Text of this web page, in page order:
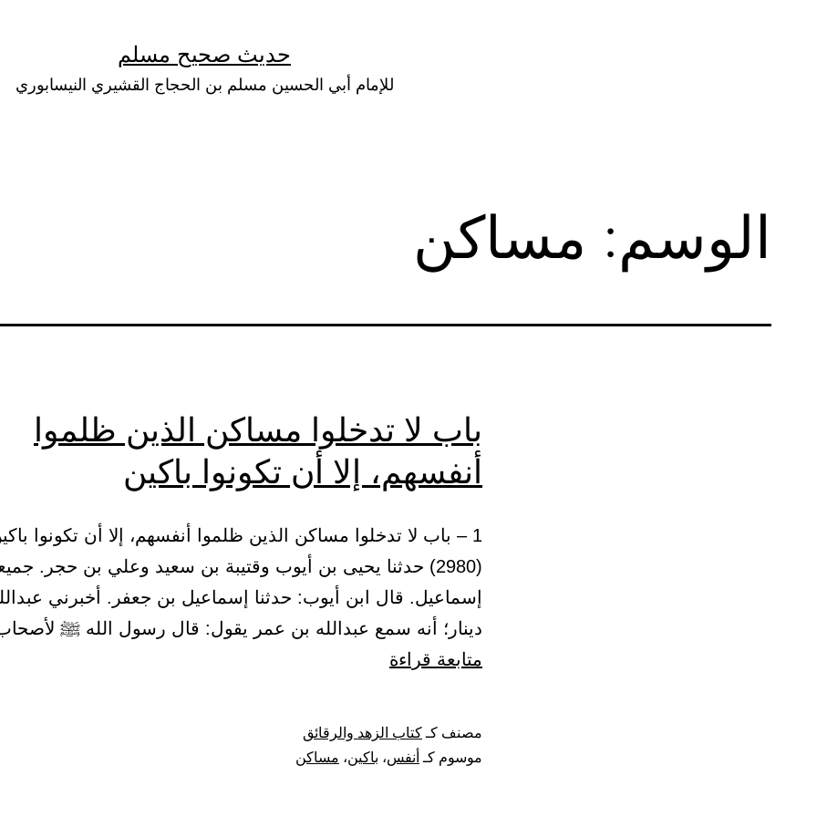
حديث صحيح مسلم
للإمام أبي الحسين مسلم بن الحجاج القشيري النيسابوري
الوسم: مساكن
باب لا تدخلوا مساكن الذين ظلموا
أنفسهم، إلا أن تكونوا باكين
(2980) حدثنا يحيى بن أيوب وقتيبة بن سعيد وعلي بن حجر.
إسماعيل. قال ابن أيوب: حدثنا إسماعيل بن جعفر. أخبرني
دينار؛ أنه سمع عبدالله بن عمر يقول: قال رسول الله ﷺ
متابعة قراءة
مساكن
مصنف كـ كتاب الزهد والرقائق
موسوم كـ أنفس، باكين، مساكن